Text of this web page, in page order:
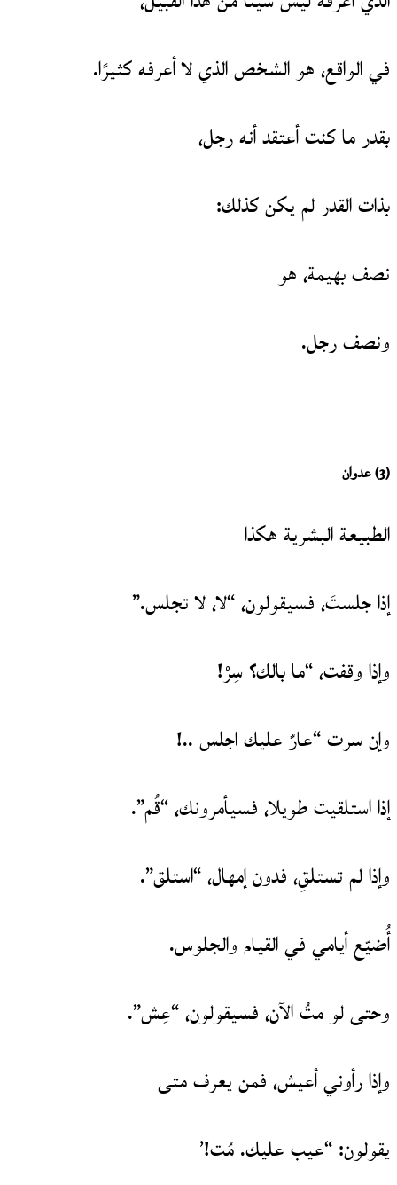
في الواقع، هو الشخص الذي لا أعرفه كثيرًا.
بقدر ما كنت أعتقد أنه رجل،
بذات القدر لم يكن كذلك:
نصف بهيمة، هو
ونصف رجل.
(3) عدوان
الطبيعة البشرية هكذا
إذا جلستَ، فسيقولون، “لا، لا تجلس.”
وإذا وقفت، “ما بالك؟ سِرْ!
وإن سرت “عارٌ عليك اجلس ..!
إذا استلقيت طويلا، فسيأمرونك، “قُم”.
وإذا لم تستلقِ، فدون إمهال، “استلق”.
أُضيّع أيامي في القيام والجلوس.
وحتى لو متُ الآن، فسيقولون، “عِش”.
وإذا رأوني أعيش، فمن يعرف متى
يقولون: “عيب عليك. مُت!’